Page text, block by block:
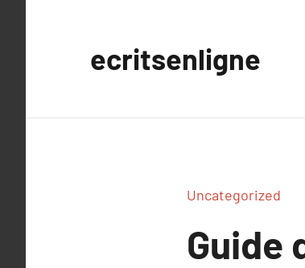
ecritsenligne
Uncategorized
Guide